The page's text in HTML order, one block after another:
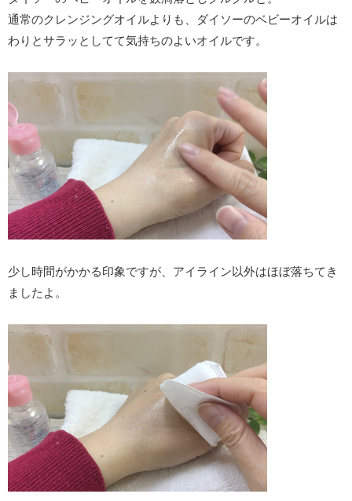
通常のクレンジングオイルよりも、ダイソーのベビーオイルは
わりとサラッとしてて気持ちのよいオイルです。
少し時間がかかる印象ですが、アイライン以外はほぼ落ちてき
ましたよ。